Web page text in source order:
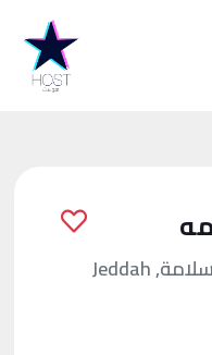
Shoujaa Ibn Wahab, حي السلامة, Jeddah